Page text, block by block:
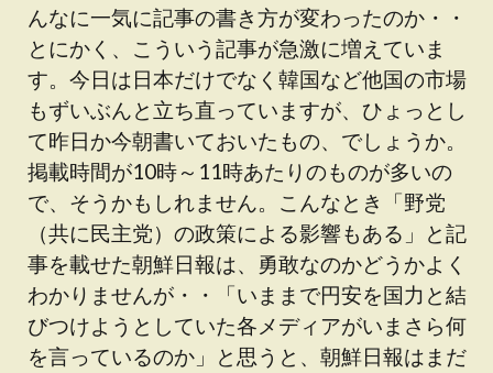
んなに一気に記事の書き方が変わったのか・・
とにかく、こういう記事が急激に増えていま
す。今日は日本だけでなく韓国など他国の市場
もずいぶんと立ち直っていますが、ひょっとし
て昨日か今朝書いておいたもの、でしょうか。
掲載時間が10時～11時あたりのものが多いの
で、そうかもしれません。こんなとき「野党
（共に民主党）の政策による影響もある」と記
事を載せた朝鮮日報は、勇敢なのかどうかよく
わかりませんが・・「いままで円安を国力と結
びつけようとしていた各メディアがいまさら何
を言っているのか」と思うと、朝鮮日報はまだ